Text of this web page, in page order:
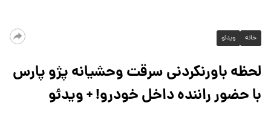
خانه ویدئو
لحظه باورنکردنی سرقت وحشیانه پژو پارس
با حضور راننده داخل خودرو! + ویدئو